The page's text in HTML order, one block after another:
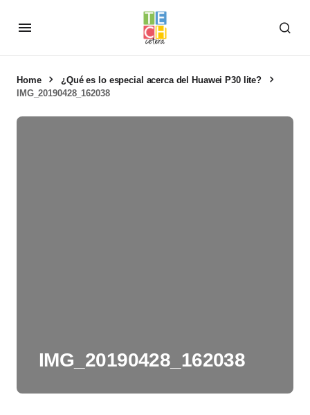
Home
¿Qué es lo especial acerca del Huawei P30 lite?
IMG_20190428_162038
IMG_20190428_162038